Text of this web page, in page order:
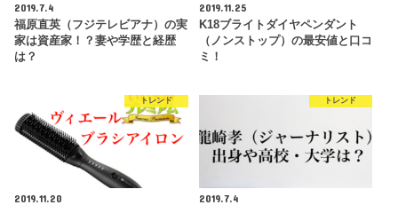
2019.7.4
福原直英（フジテレビアナ）の実
家は資産家！？妻や学歴と経歴
は？
2019.11.25
K18ブライトダイヤペンダント
（ノンストップ）の最安値と口コ
ミ！
トレンド
2019.11.20
トレンド
2019.7.4